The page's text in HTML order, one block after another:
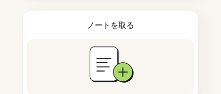
ノートを取る